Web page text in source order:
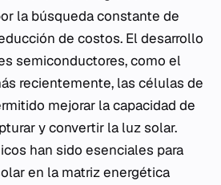
la búsqueda constante de
de costos. El desarrollo
semiconductores, como el
recientemente, las células de
mejorar la capacidad de
y convertir la luz solar.
han sido esenciales para
en la matriz energética